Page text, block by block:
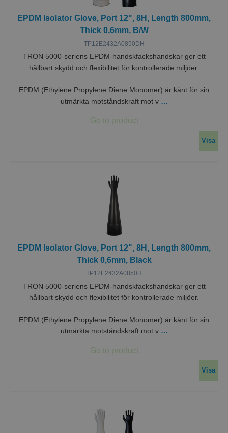
EPDM Isolator Glove, Port 12", 8H, Length 800mm,
Thick 0,6mm, B/W
TP12E2432A0850DH
TRON 5000-seriens EPDM-handskfackshandskar ger ett
hållbart skydd och flexibilitet för kontrollerade miljöer.
EPDM (Ethylene Propylene Diene Monomer) är känt för sin
utmärkta motståndskraft mot v …
Visa
EPDM Isolator Glove, Port 12", 8H, Length 800mm,
Thick 0,6mm, Black
TP12E2432A0850H
TRON 5000-seriens EPDM-handskfackshandskar ger ett
hållbart skydd och flexibilitet för kontrollerade miljöer.
EPDM (Ethylene Propylene Diene Monomer) är känt för sin
utmärkta motståndskraft mot v …
Visa